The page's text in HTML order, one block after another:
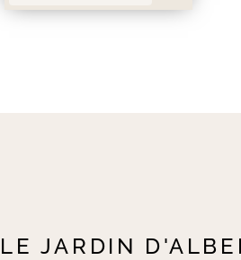
LE JARDIN